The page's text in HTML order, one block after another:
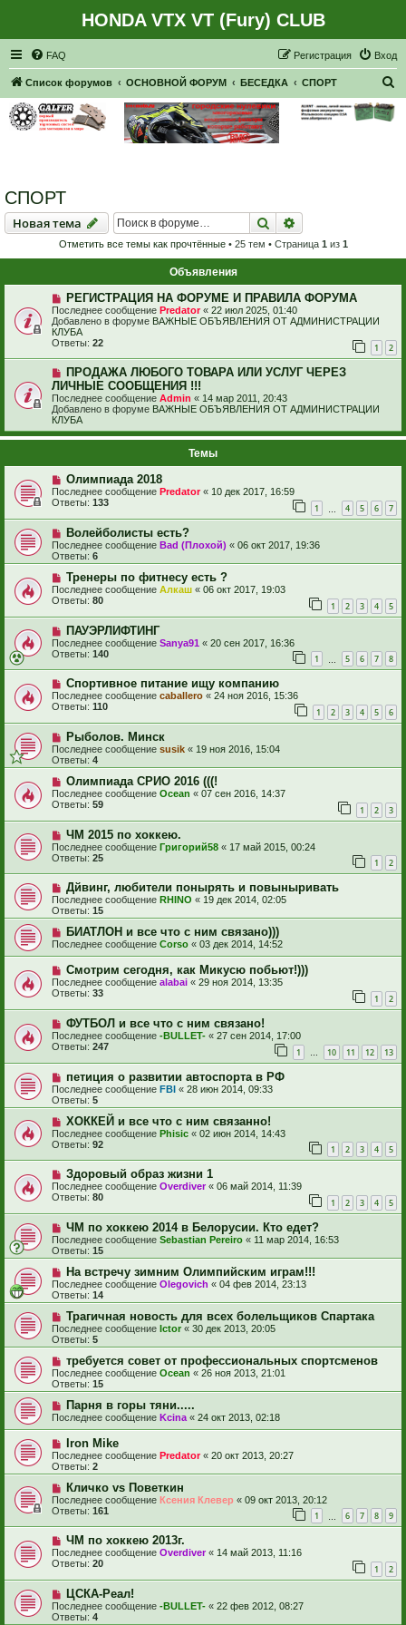
HONDA VTX VT (Fury) CLUB
FAQ Вход
Регистрация
Список форумов ОСНОВНОЙ ФОРУМ БЕСЕДКА СПОРТ
СПОРТ
Новая тема
Новаятема Поиск
Отметить все темы как прочтённые• 25 тем • Страница 1 из 1
Объявления
РЕГИСТРАЦИЯ НА ФОРУМЕ И ПРАВИЛА ФОРУМА
Последнее сообщение Predator« 22 июл 2025, 01:40
Добавлено в форуме ВАЖНЫЕ ОБЪЯВЛЕНИЯ ОТ АДМИНИСТРАЦИИ
КЛУБА
Ответы: 22 1 2
ПРОДАЖА ЛЮБОГО ТОВАРА ИЛИ УСЛУГ ЧЕРЕЗ
ЛИЧНЫЕ СООБЩЕНИЯ !!!
Последнее сообщение Admin « 14 мар 2011, 20:43
Добавлено в форуме ВАЖНЫЕ ОБЪЯВЛЕНИЯ ОТ АДМИНИСТРАЦИИ
КЛУБА
Темы
Олимпиада 2018
Последнее сообщение Predator« 10 дек 2017, 16:59
Ответы: 133 1 4 5 6 7
Волейболисты есть?
Последнее сообщение Bad (Плохой) « 06 окт 2017, 19:36
Ответы: 6
Тренеры по фитнесу есть ?
Последнее сообщение Алкаш « 06 окт 2017, 19:03
Ответы: 80 1 2 3 4 5
ПАУЭРЛИФТИНГ
Последнее сообщение Sanya91 « 20 сен 2017, 16:36
Ответы: 140 1 5 6 7 8
Спортивное питание ищу компанию
Последнее сообщение caballero « 24 ноя 2016, 15:36
Ответы: 110 1 2 3 4 5 6
Рыболов. Минск
Последнее сообщение susik « 19 ноя 2016, 15:04
Ответы: 4
Олимпиада СРИО 2016 (((!
Последнее сообщение Ocean « 07 сен 2016, 14:37
Ответы: 59 1 2 3
ЧМ 2015 по хоккею.
Последнее сообщение Григорий58 « 17 май 2015, 00:24
Ответы: 25 1 2
Дйвинг, любители понырять и повыныривать
Последнее сообщение RHINO « 19 дек 2014, 02:05
Ответы: 15
БИАТЛОН и все что с ним связано)))
Последнее сообщение Corso « 03 дек 2014, 14:52
Смотрим сегодня, как Микусю побьют!)))
Последнее сообщение alabai « 29 ноя 2014, 13:35
Ответы: 33 1 2
ФУТБОЛ и все что с ним связано!
Последнее сообщение -BULLET- « 27 сен 2014, 17:00
Ответы: 247 1 … 10 11 12 13
петиция о развитии автоспорта в РФ
Последнее сообщение FBI « 28 июн 2014, 09:33
Ответы: 5
ХОККЕЙ и все что с ним связанно!
Последнее сообщение Phisic « 02 июн 2014, 14:43
Ответы: 92 1 2 3 4 5
Здоровый образ жизни 1
Последнее сообщение Overdiver« 06 май 2014, 11:39
Ответы: 80 1 2 3 4 5
ЧМ по хоккею 2014 в Белорусии. Кто едет?
Последнее сообщение Sebastian Pereiro « 11 мар 2014, 16:53
Ответы: 15
На встречу зимним Олимпийским играм!!!
Последнее сообщение Olegovich « 04 фев 2014, 23:13
Ответы: 14
Трагичная новость для всех болельщиков Спартака
Последнее сообщение Ictor « 30 дек 2013, 20:05
Ответы: 5
требуется совет от профессиональных спортсменов
Последнее сообщение Ocean « 26 ноя 2013, 21:01
Ответы: 15
Парня в горы тяни.....
Последнее сообщение Kcina « 24 окт 2013, 02:18
Iron Mike
Последнее сообщение Predator« 20 окт 2013, 20:27
Ответы: 2
Кличко vs Поветкин
Последнее сообщение Ксения Клевер « 09 окт 2013, 20:12
Ответы: 161 1 6 7 8 9
ЧМ по хоккею 2013г.
Последнее сообщение Overdiver« 14 май 2013, 11:16
Ответы: 20 1 2
ЦСКА-Реал!
Последнее сообщение -BULLET- « 22 фев 2012, 08:27
Ответы: 4